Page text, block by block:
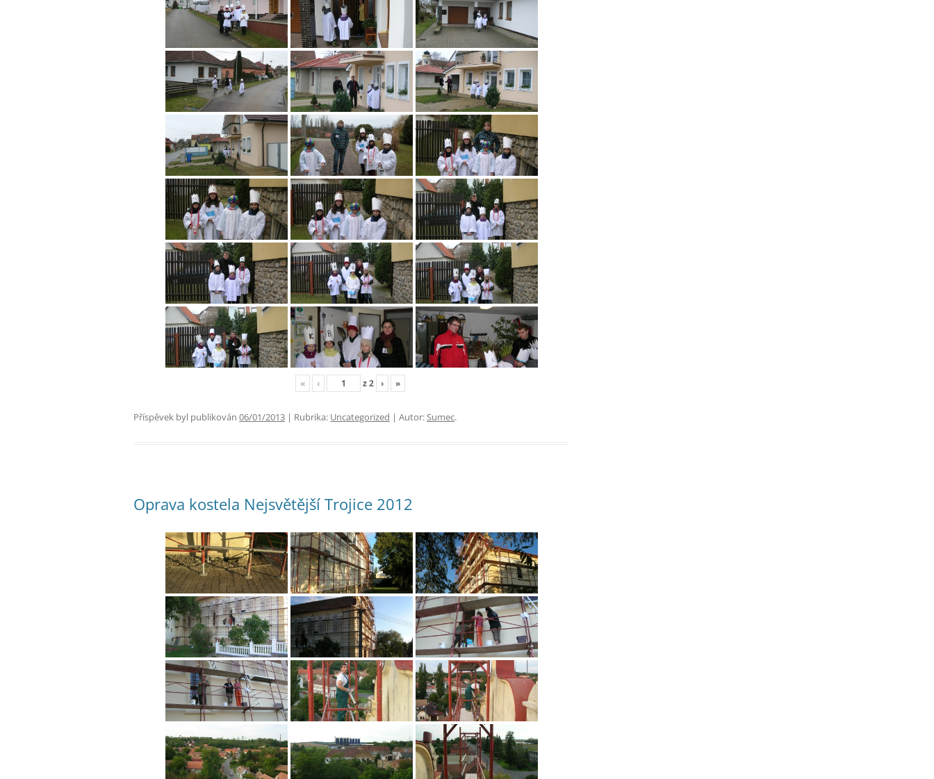
« ‹ z2 › »
Příspěvek byl publikován 06/01/2013 | Rubrika: Uncategorized | Autor: Sumec.
Oprava kostela Nejsvětější Trojice 2012